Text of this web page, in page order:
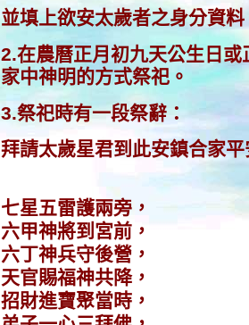
並填上欲安太歲者之身分資
2.在農曆正月初九天公生日
家中神明的方式祭祀。
3.祭祀時有一段祭辭：
拜請太歲星君到此安鎮合家
七星五雷護兩旁，
六甲神將到宮前，
六丁神兵守後營，
天官賜福神共降，
招財進寶聚當時，